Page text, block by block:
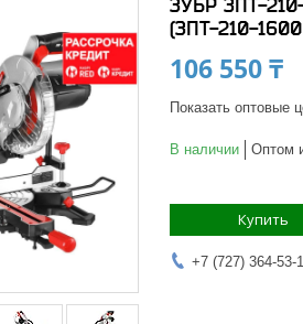
ЗУБР ЗПТ-
(ЗПТ-210-
106 550 ₸
Показать оптовые
В наличии Оптом
Купить
+7 (727) 364-53-